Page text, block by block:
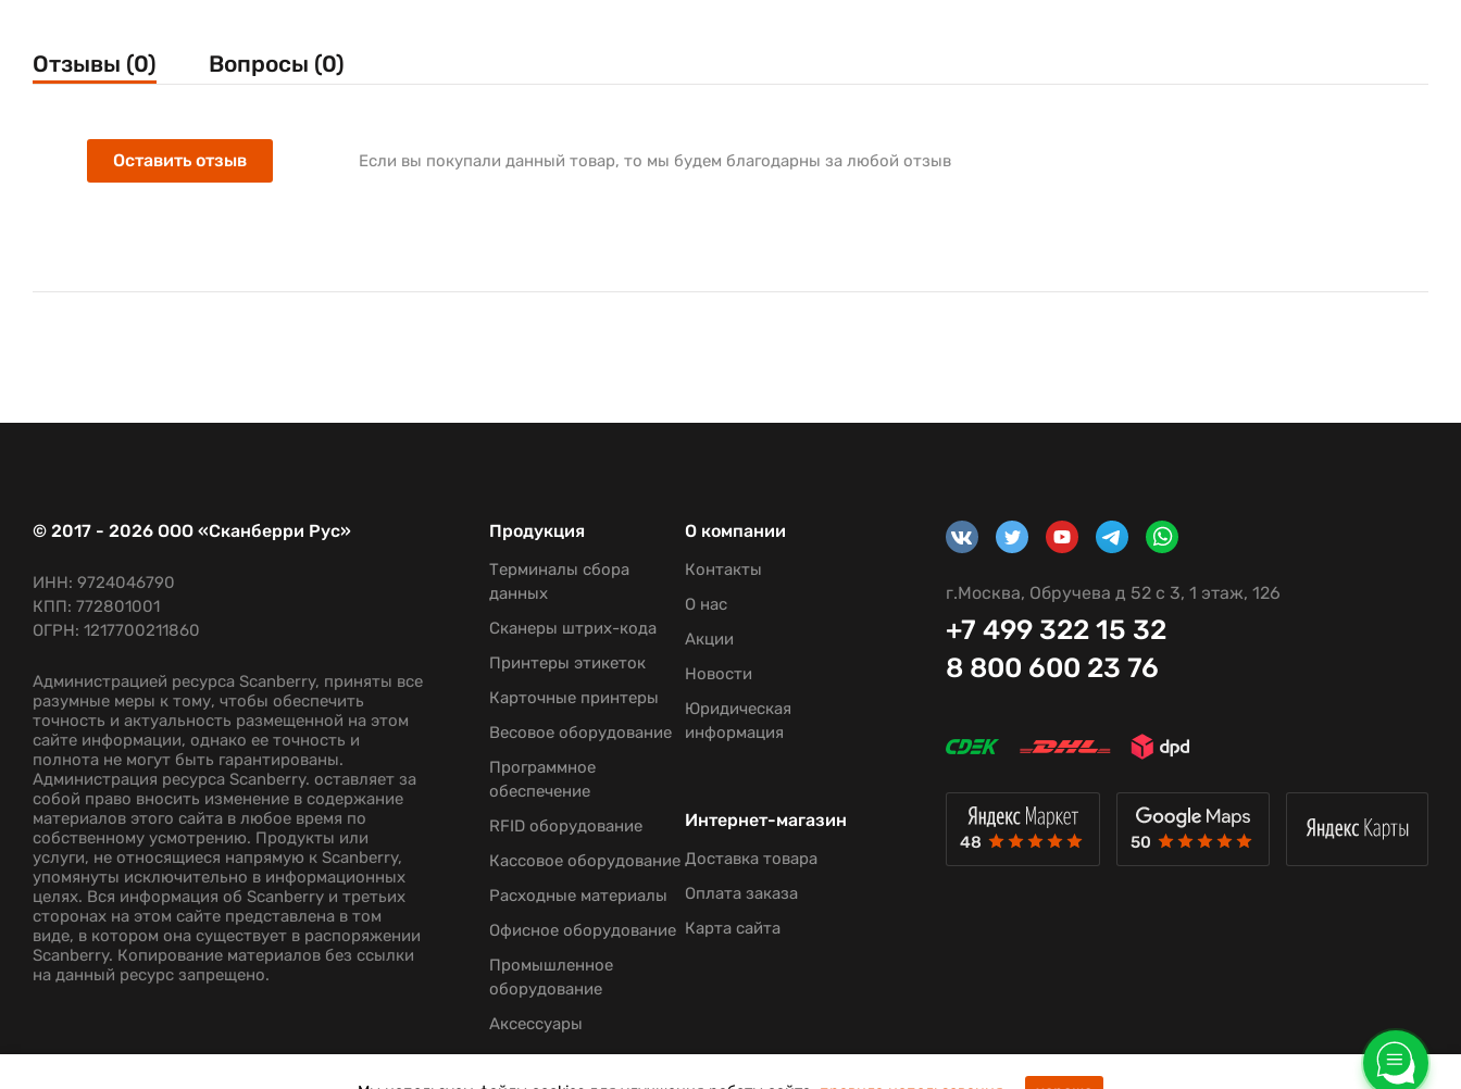
Отзывы (0) Вопросы (0)
Оставить отзыв Если вы покупали данный товар, то мы будем благодарны за любой отзыв
© 2017 - 2026 ООО «Сканберри Рус»
ИНН: 9724046790
КПП: 772801001
ОГРН: 1217700211860
Продукция
Терминалы сбора
данных
Сканеры штрих-кода
Принтеры этикеток
Карточные принтеры
Весовое оборудование
Программное
обеспечение
RFID оборудование
Кассовое оборудование
Расходные материалы
Офисное оборудование
Промышленное
оборудование
Аксессуары
О компании
Контакты
О нас
Акции
Новости
Юридическая
информация
Интернет-магазин
Доставка товара
Оплата заказа
Карта сайта
г.Москва, Обручева д 52 с 3, 1 этаж, 126
+7 499 322 15 32
8 800 600 23 76
48 50